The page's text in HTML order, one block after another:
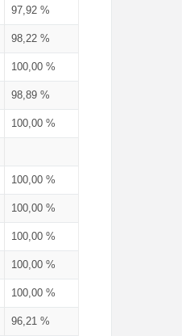
97,92 %
98,22 %
100,00 %
98,89 %
100,00 %
100,00 %
100,00 %
100,00 %
100,00 %
100,00 %
96,21 %